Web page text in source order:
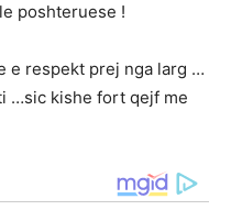
poshteruese !
e respekt prej nga larg …
…sic kishe fort qejf me